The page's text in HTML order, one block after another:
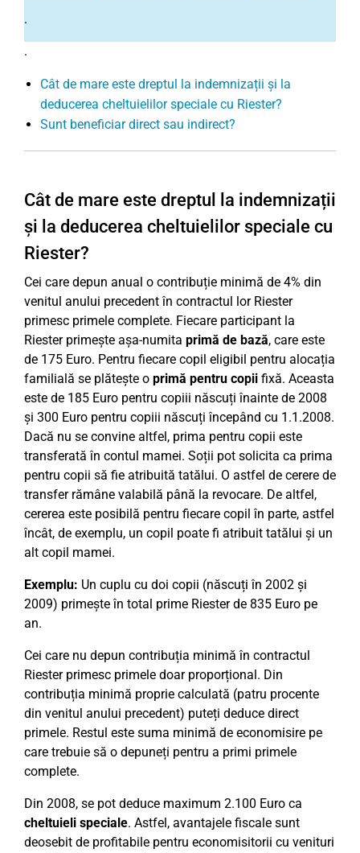
.
.
Cât de mare este dreptul la indemnizații și la
deducerea cheltuielilor speciale cu Riester?
Sunt beneficiar direct sau indirect?
Cât de mare este dreptul la indemnizații
și la deducerea cheltuielilor speciale cu
Riester?
Cei care depun anual o contribuție minimă de 4% din
venitul anului precedent în contractul lor Riester
primesc primele complete. Fiecare participant la
Riester primește așa-numita primă de bază, care este
de 175 Euro. Pentru fiecare copil eligibil pentru alocația
familială se plătește o primă pentru copii fixă. Aceasta
este de 185 Euro pentru copiii născuți înainte de 2008
și 300 Euro pentru copiii născuți începând cu 1.1.2008.
Dacă nu se convine altfel, prima pentru copii este
transferată în contul mamei. Soții pot solicita ca prima
pentru copii să fie atribuită tatălui. O astfel de cerere de
transfer rămâne valabilă până la revocare. De altfel,
cererea este posibilă pentru fiecare copil în parte, astfel
încât, de exemplu, un copil poate fi atribuit tatălui și un
alt copil mamei.
Exemplu: Un cuplu cu doi copii (născuți în 2002 și
2009) primește în total prime Riester de 835 Euro pe
an.
Cei care nu depun contribuția minimă în contractul
Riester primesc primele doar proporțional. Din
contribuția minimă proprie calculată (patru procente
din venitul anului precedent) puteți deduce direct
primele. Restul este suma minimă de economisire pe
care trebuie să o depuneți pentru a primi primele
complete.
Din 2008, se pot deduce maximum 2.100 Euro ca
cheltuieli speciale. Astfel, avantajele fiscale sunt
deosebit de profitabile pentru economisitorii cu venituri